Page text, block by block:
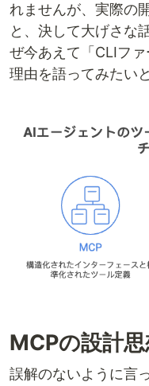
れませんが、実際の
と、決して大げさな
ぜ今あえて「CLIフ
理由を語ってみたい
MCPの設計
誤解のないように言